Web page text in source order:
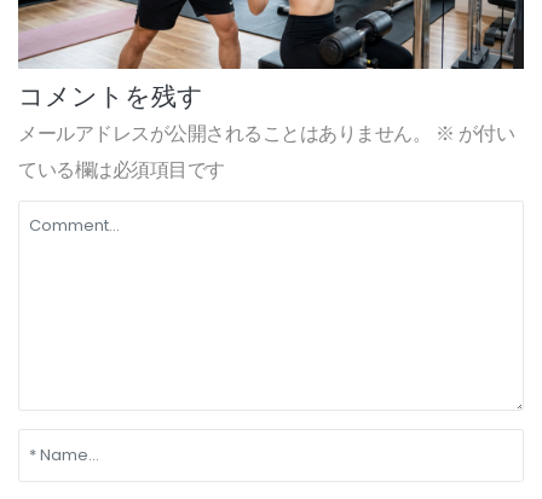
コメントを残す
メールアドレスが公開されることはありません。 ※ が付い
ている欄は必須項目です